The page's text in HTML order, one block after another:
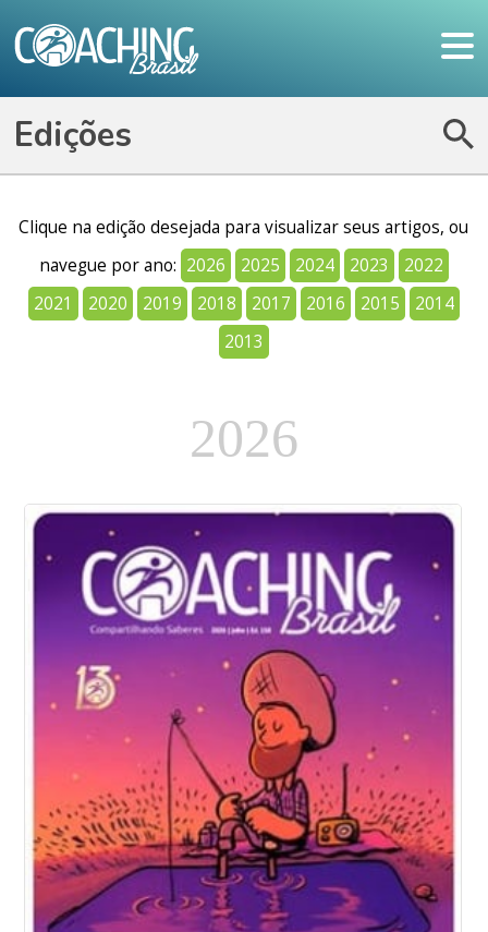
Edições
Clique na edição desejada para visualizar seus artigos, ou
navegue por ano: 2026 2025 2024 2023
2022
2021
2020 2019 2018 2017 2016 2015
2014
2013
2026